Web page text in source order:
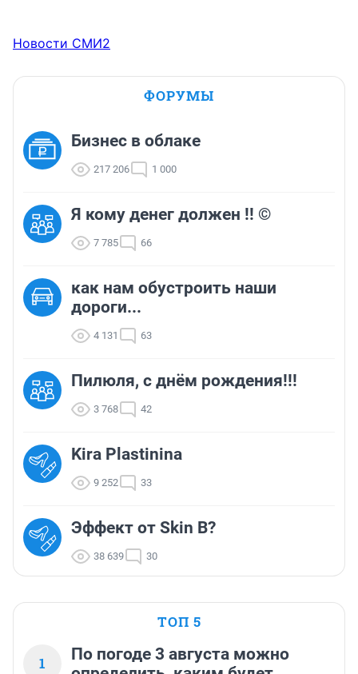
Новости СМИ2
ФОРУМЫ
Бизнес в облаке
217 206 1 000
Я кому денег должен !! ©
7 785 66
как нам обустроить наши
дороги...
4 131 63
Пилюля, с днём рождения!!!
3 768 42
Kira Plastinina
9 252 33
Эффект от Skin B?
38 639 30
ТОП 5
1
По погоде 3 августа можно